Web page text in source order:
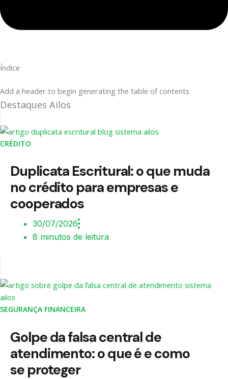
Índice
Add a header to begin generating the table of contents
Destaques Ailos
CRÉDITO
Duplicata Escritural: o que muda
no crédito para empresas e
cooperados
30/07/2026
8 minutos de leitura
SEGURANÇA FINANCEIRA
Golpe da falsa central de
atendimento: o que é e como
se proteger